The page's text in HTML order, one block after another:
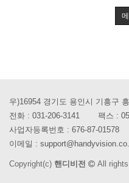
우)16954 경기도 용인시 기흥구
전화 : 031-206-3141 팩스 :
사업자등록번호 : 676-87-01578
이메일 :
Copyright(c) 핸디비전 All